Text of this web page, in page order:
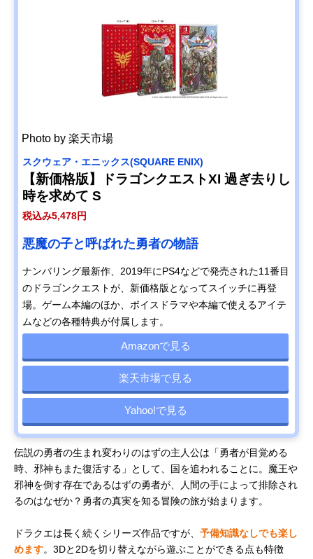
Photo by 楽天市場
スクウェア・エニックス(SQUARE ENIX)
【新価格版】ドラゴンクエストXI 過ぎ去りし
時を求めて S
税込み5,478円
悪魔の子と呼ばれた勇者の物語
ナンバリング最新作、2019年にPS4などで発売された11番目
のドラゴンクエストが、新価格版となってスイッチに再登
場。ゲーム本編のほか、ボイスドラマや本編で使えるアイテ
ムなどの各種特典が付属します。
Amazonで見る
楽天市場で見る
Yahoo!で見る
伝説の勇者の生まれ変わりのはずの主人公は「勇者が目覚める
時、邪神もまた復活する」として、国を追われることに。魔王や
邪神を倒す存在であるはずの勇者が、人間の手によって排除され
るのはなぜか？勇者の真実を知る冒険の旅が始まります。
ドラクエは長く続くシリーズ作品ですが、 予備知識なしでも楽し
めます。3Dと2Dを切り替えながら遊ぶことができる点も特徴